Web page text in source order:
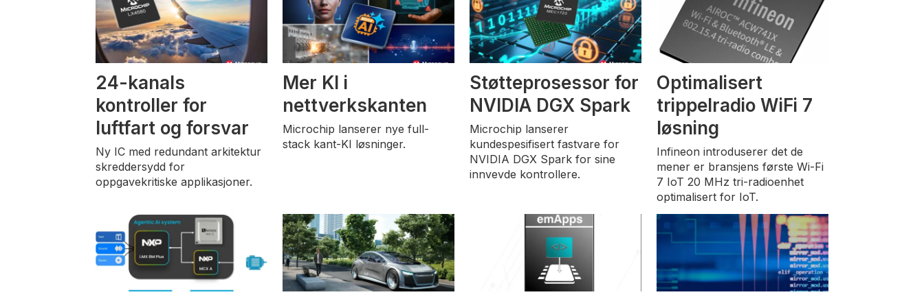
24-kanals
kontroller for
luftfart og forsvar
Ny IC med redundant arkitektur
skreddersydd for
oppgavekritiske applikasjoner.
Mer KI i
nettverkskanten
Microchip lanserer nye full-
stack kant-KI løsninger.
Støtteprosessor for
NVIDIA DGX Spark
Microchip lanserer
kundespesifisert fastvare for
NVIDIA DGX Spark for sine
innvevde kontrollere.
Optimalisert
trippelradio WiFi 7
løsning
Infineon introduserer det de
mener er bransjens første Wi-Fi
7 IoT 20 MHz tri-radioenhet
optimalisert for IoT.